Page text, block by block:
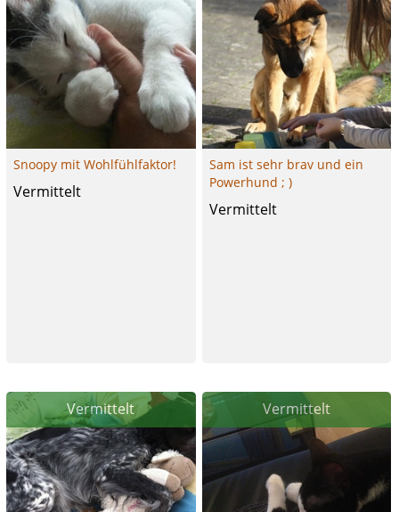
Snoopy mit Wohlfühlfaktor!
Vermittelt
Sam ist sehr brav und ein
Powerhund ; )
Vermittelt
Vermittelt Vermittelt